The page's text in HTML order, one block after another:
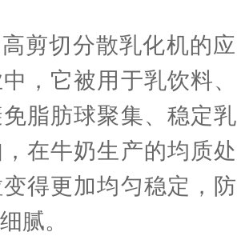
切分散乳化机的应
，它被用于乳饮料
脂肪球聚集、稳定
在牛奶生产的均质
得更加均匀稳定，
腻。